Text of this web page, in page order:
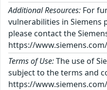
Additional Resources: For
vulnerabilities in Siemens
please contact the
https://
Terms of Use:The use of
subject to the terms and
https://